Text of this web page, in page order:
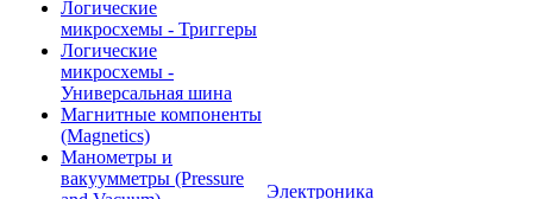
Логические
микросхемы - Триггеры
Логические
микросхемы -
Универсальная шина
Магнитные компоненты
(Magnetics)
Манометры и
вакуумметры (Pressure
Электроника